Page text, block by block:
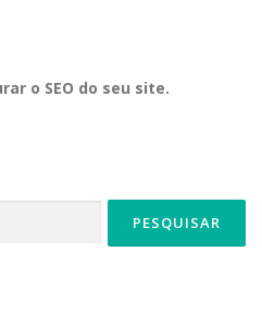
o SEO do seu site.